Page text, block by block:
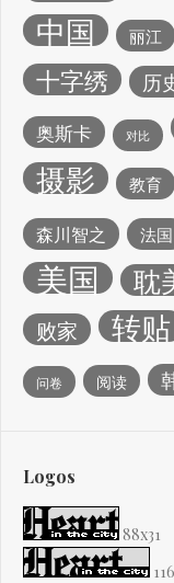
中国 丽江
十字绣 历
奥斯卡 对比
摄影 教育
森川智之 法国
美国 耽
败家 转贴
问卷 阅读
Logos
88x31